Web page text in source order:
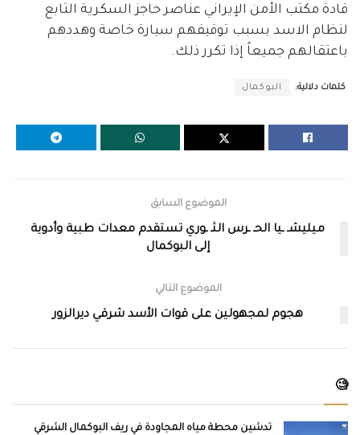
قادة مكتب الأمن الإيراني عناصر حاجز السكرية التابع
لنظام الاسد بسبب توقيفهم سيارة خاصة وهددهم
باعتقالهم جميعاً إذا تكرر ذلك.
كلمات دلالية: البوكمال
الموضوع السابق
ميليشـ ـيا الحـ ـرس الثـ ـوري تستقدم معدات طبية وأدوية
إلى البوكمال
الموضوع التالي
هجوم لمجهولين على قوات الأسد شرقي ديرالزور
🧐
تدشين محطة مياه المجاودة في ريف البوكمال الشرقي